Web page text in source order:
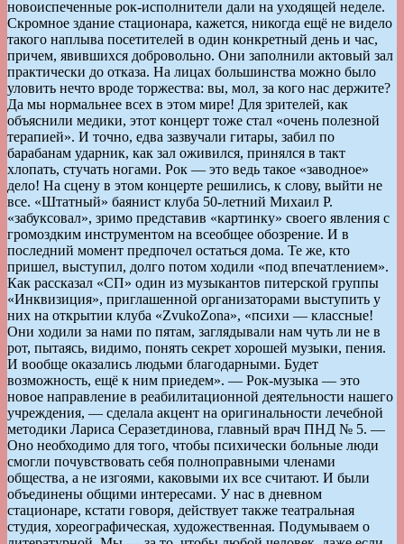
новоиспеченные рок-исполнители дали на уходящей неделе.
Скромное здание стационара, кажется, никогда ещё не видело
такого наплыва посетителей в один конкретный день и час,
причем, явившихся добровольно. Они заполнили актовый зал
практически до отказа. На лицах большинства можно было
уловить нечто вроде торжества: вы, мол, за кого нас держите?
Да мы нормальнее всех в этом мире! Для зрителей, как
объяснили медики, этот концерт тоже стал «очень полезной
терапией». И точно, едва зазвучали гитары, забил по
барабанам ударник, как зал оживился, принялся в такт
хлопать, стучать ногами. Рок — это ведь такое «заводное»
дело! На сцену в этом концерте решились, к слову, выйти не
все. «Штатный» баянист клуба 50-летний Михаил Р.
«забуксовал», зримо представив «картинку» своего явления с
громоздким инструментом на всеобщее обозрение. И в
последний момент предпочел остаться дома. Те же, кто
пришел, выступил, долго потом ходили «под впечатлением».
Как рассказал «СП» один из музыкантов питерской группы
«Инквизиция», приглашенной организаторами выступить у
них на открытии клуба «ZvukoZona», «психи — классные!
Они ходили за нами по пятам, заглядывали нам чуть ли не в
рот, пытаясь, видимо, понять секрет хорошей музыки, пения.
И вообще оказались людьми благодарными. Будет
возможность, ещё к ним приедем». — Рок-музыка — это
новое направление в реабилитационной деятельности нашего
учреждения, — сделала акцент на оригинальности лечебной
методики Лариса Серазетдинова, главный врач ПНД № 5. —
Оно необходимо для того, чтобы психически больные люди
смогли почувствовать себя полноправными членами
общества, а не изгоями, каковыми их все считают. И были
объединены общими интересами. У нас в дневном
стационаре, кстати говоря, действует также театральная
студия, хореографическая, художественная. Подумываем о